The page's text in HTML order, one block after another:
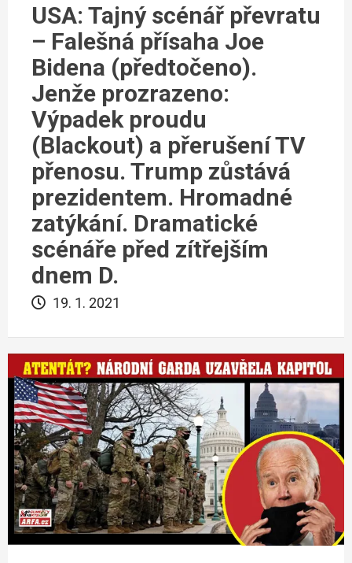
USA: Tajný scénář převratu
– Falešná přísaha Joe
Bidena (předtočeno).
Jenže prozrazeno:
Výpadek proudu
(Blackout) a přerušení TV
přenosu. Trump zůstává
prezidentem. Hromadné
zatýkání. Dramatické
scénáře před zítřejším
dnem D.
19. 1. 2021